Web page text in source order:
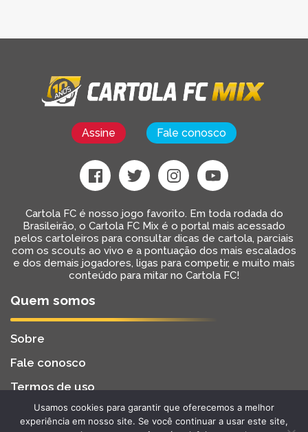
Assine Fale conosco
Cartola FC é nosso jogo favorito. Em toda rodada do
Brasileirão, o Cartola FC Mix é o portal mais acessado
pelos cartoleiros para consultar dicas de cartola, parciais
com os scouts ao vivo e a pontuação dos mais escalados
e dos demais jogadores, ligas para competir, e muito mais
conteúdo para mitar no Cartola FC!
Quem somos
Sobre
Fale conosco
Termos de uso
2022 - Todos os Direitos Reservados
Desenvolvido por BW2 Tecnologia
Usamos cookies para garantir que oferecemos a melhor
experiência em nosso site. Se você continuar a usar este site,